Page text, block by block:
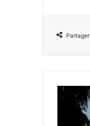
Partager
Mondial-